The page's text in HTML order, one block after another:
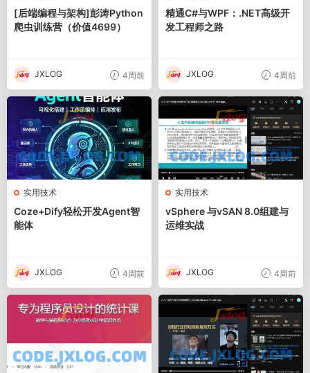
[后端编程与架构]彭涛Python
爬虫训练营（价值4699）
JXLOG 4周前
精通C#与WPF：.NET高级开
发工程师之路
JXLOG 4周前
实用技术
Coze+Dify轻松开发Agent智
能体
JXLOG 4周前
实用技术
vSphere 与vSAN 8.0组建与
运维实战
JXLOG 4周前